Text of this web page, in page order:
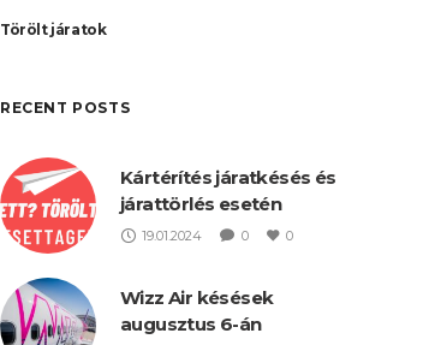
Törölt járatok
RECENT POSTS
Kártérítés járatkésés és
járattörlés esetén
19.01.2024 0 0
Wizz Air késések
augusztus 6-án